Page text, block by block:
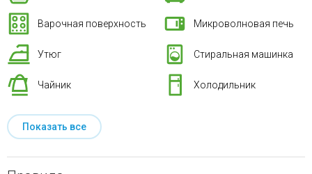
Варочная поверхность Микроволновая печь
Утюг Стиральная машинка
Чайник Холодильник
Показать все